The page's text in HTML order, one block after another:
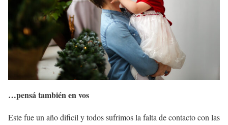
…pensá también en vos
Este fue un año dificil y todos sufrimos la falta de contacto con las